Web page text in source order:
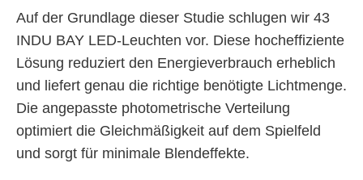
Auf der Grundlage dieser Studie schlugen wir 43
INDU BAY LED-Leuchten vor. Diese hocheffiziente
Lösung reduziert den Energieverbrauch erheblich
und liefert genau die richtige benötigte Lichtmenge.
Die angepasste photometrische Verteilung
optimiert die Gleichmäßigkeit auf dem Spielfeld
und sorgt für minimale Blendeffekte.